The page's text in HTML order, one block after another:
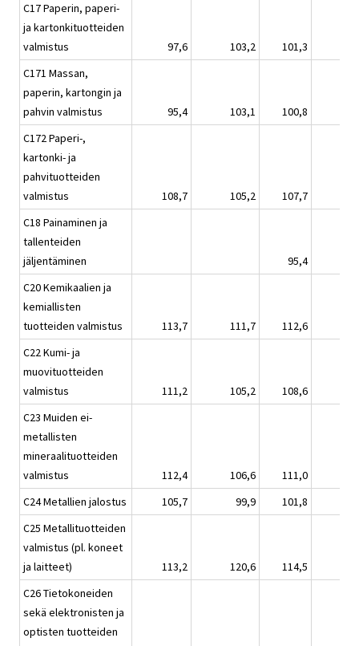
C17 Paperin, paperi-
ja kartonkituotteiden
valmistus
97,6 103,2
101,3
C171 Massan,
paperin, kartongin ja
pahvin valmistus
95,4 103,1
100,8
C172 Paperi-,
kartonki- ja
pahvituotteiden
valmistus
108,7 105,2
107,7
C18 Painaminen ja
tallenteiden
jäljentäminen
95,4
C20 Kemikaalien ja
kemiallisten
tuotteiden valmistus
113,7 111,7
112,6
C22 Kumi- ja
muovituotteiden
valmistus
111,2 105,2
108,6
C23 Muiden ei-
metallisten
mineraalituotteiden
valmistus
112,4 106,6
111,0
C24 Metallien jalostus
105,7 99,9
101,8
C25 Metallituotteiden
valmistus (pl. koneet
ja laitteet)
113,2 120,6
114,5
C26 Tietokoneiden
sekä elektronisten ja
optisten tuotteiden